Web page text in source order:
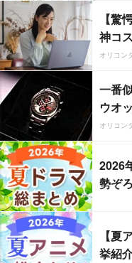
【驚
神コ
オリコン
一番
ウオ
オリコン
2026
勢ぞ
【夏
挙紹